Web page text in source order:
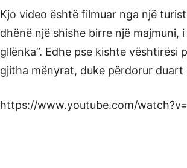
Kjo video është filmuar nga një
dhënë një shishe birre një majmuni,
gllënka”. Edhe pse kishte
gjitha mënyrat, duke përdorur
https://www.youtube.com/